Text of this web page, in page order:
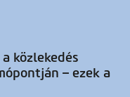
közlekedés
– ezek a